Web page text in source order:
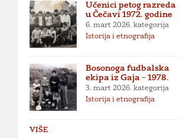
Učenici petog razreda
u Čečavi 1972. godine
6. mart 2026. kategorija
Istorija i etnografija
Bosonoga fudbalska
ekipa iz Gaja – 1978.
3. mart 2026. kategorija
Istorija i etnografija
VIŠE